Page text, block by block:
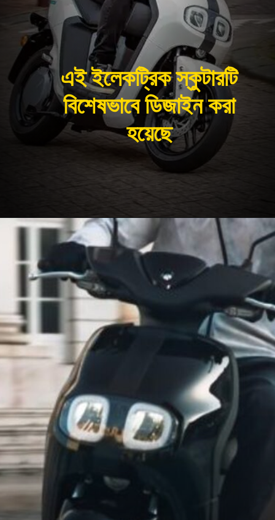
এই ইলেকট্রিক স্কুটারটি
বিশেষভাবে ডিজাইন করা
হয়েছে